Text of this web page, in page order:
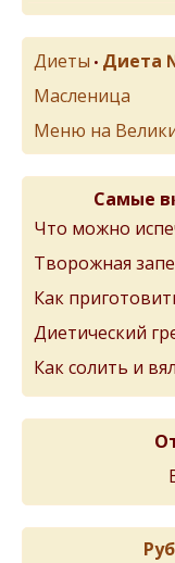
Диеты • Диета
Масленица
Меню на
Самые
Что можно
Творожная
Как
Диетический
Как солить и